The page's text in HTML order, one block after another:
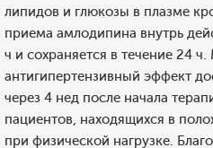
липидов и глюкозы в плазме
приема амлодипина внутрь
ч и сохраняется в течение 24
антигипертензивный эффект
через 4 нед после начала
пациентов, находящихся в
при физической нагрузке.